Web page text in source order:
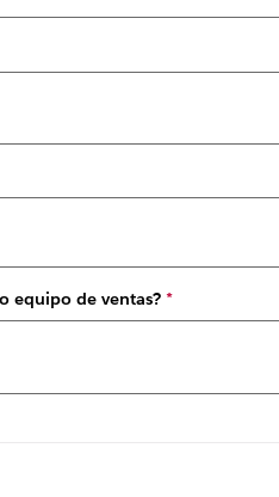
equipo de ventas? *